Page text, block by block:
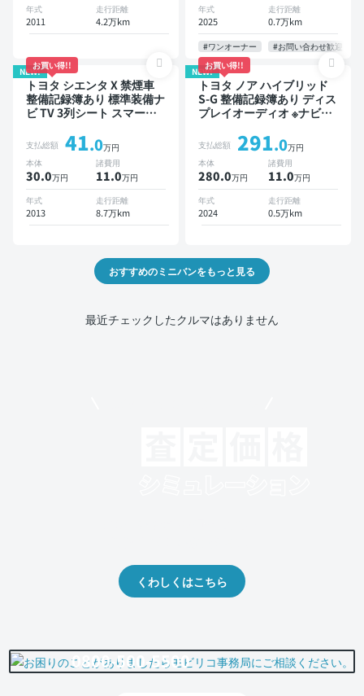
年式
2011
走行距離
4.2万km
ドア バックモニター 全方
位カメラ ドライブレコーダ
ー 衝突軽減 両側電動スラ
イドドア 7人乗り
年式
2025
走行距離
0.7万km
#ワンオーナー #お問い合わせ歓迎
NEW!
お買い得!!
トヨタ シエンタ X 禁煙車
整備記録簿あり 標準装備ナ
ビ TV 3列シート スマート
り
支払総額 41.0万円
本体
30.0万円
諸費用
11.0万円
年式
2013
走行距離
8.7万km
NEW!
お買い得!!
トヨタ ノア ハイブリッド
S-G 整備記録簿あり ディス
プレイオーディオ ※ナビキ
ズ 3列シート スマートキー
バックモニター ドライブレ
コーダー 衝突軽減 7人乗り
支払総額 291.0万円
本体
280.0万円
諸費用
11.0万円
年式
2024
走行距離
0.5万km
おすすめのミニバンをもっと見る
最近チェックしたクルマはありません
くわしくはこちら
0800-500-5500